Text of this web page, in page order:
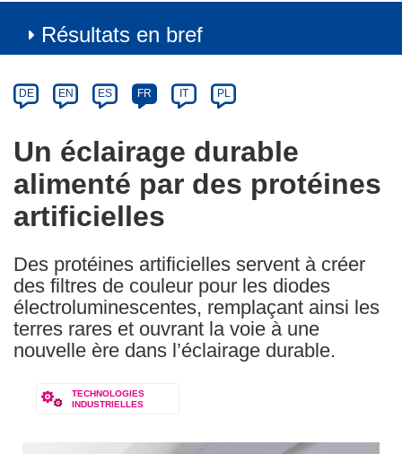
Résultats en bref
Category
Article
available
the
following
languages:
DE EN ES FR IT PL
Un éclairage durable
alimenté par des protéines
artificielles
Des protéines artificielles servent à créer
des filtres de couleur pour les diodes
électroluminescentes, remplaçant ainsi les
terres rares et ouvrant la voie à une
nouvelle ère dans l’éclairage durable.
TECHNOLOGIES
INDUSTRIELLES